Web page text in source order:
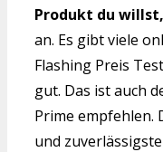
Produkt du willst,
an. Es gibt viele
Flashing Preis
gut. Das ist auch
Prime empfehlen.
und